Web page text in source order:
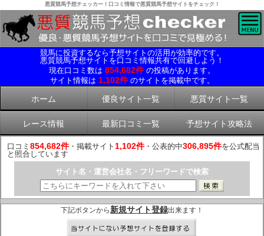
悪質競馬予想チェッカー！口コミ情報で悪質競馬予想サイトをチェック！
競馬に投資するなら予想サイトの活用が効率的です。
悪質競馬予想サイトを口コミ情報共有で回避しよう！
現在口コミ数は 854,682件 の投稿があります。
サイト情報は 1,102件 のサイトを掲載中です。
ホーム 優良サイト一覧 悪質サイト一覧
レース情報 最新口コミ一覧 予想サイト攻略法
口コミ 854,682件・掲載サイト 1,102件・公表的中306,895件を公式配当
と照合しています
サイト名・運営会社名・フリーワードで検索
下記ボタンから 新規サイト登録出来ます！